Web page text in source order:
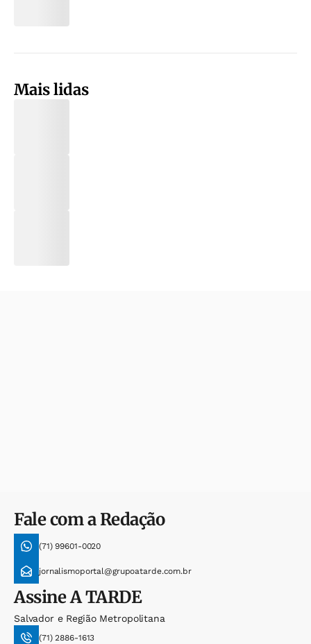
Mais lidas
Fale com a Redação
(71) 99601-0020
jornalismoportal@grupoatarde.com.br
AssineA TARDE
Salvador e Região Metropolitana
(71) 2886-1613